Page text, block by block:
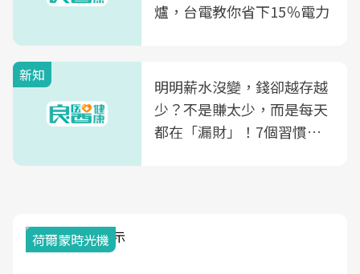
爐，台電教你省下15％電力
新知
明明薪水沒變，錢卻越存越
少？不是賺太少，而是每天
都在「漏財」！7個習慣一
荷爾蒙時光機